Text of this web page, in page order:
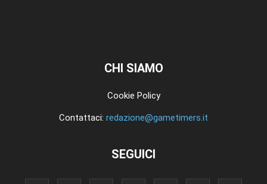
CHI SIAMO
Cookie Policy
Contattaci: redazione@gametimers.it
SEGUICI